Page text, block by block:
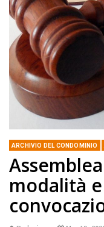
ARCHIVIO DEL CONDOMINIO
modalità